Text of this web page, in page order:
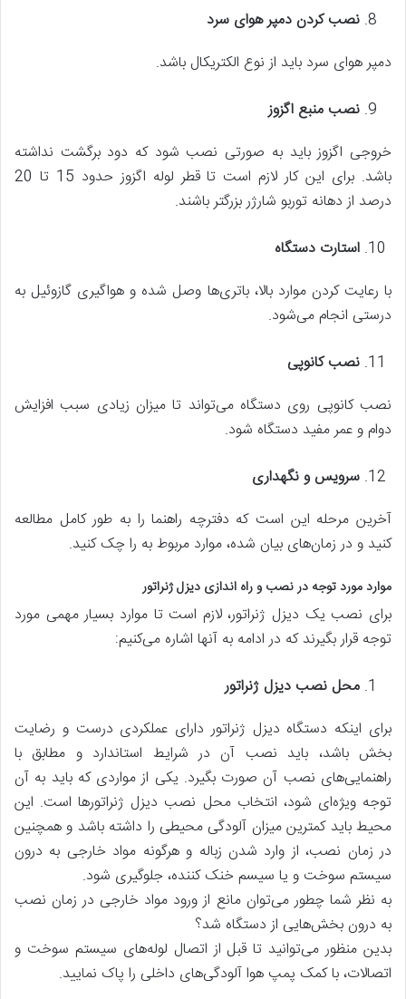
نصب کردن دمپر هوای سرد
دمپر هوای سرد باید از نوع الکتریکال باشد.
نصب منبع اگزوز
خروجی اگزوز باید به صورتی نصب شود که دود برگشت نداشته
باشد. برای این کار لازم است تا قطر لوله اگزوز حدود 15 تا 20
درصد از دهانه توربو شارژر بزرگتر باشند.
استارت دستگاه
با رعایت کردن موارد بالا، باتری‌ها وصل شده و هواگیری گازوئیل به
درستی انجام می‌شود.
نصب کانوپی
نصب کانوپی روی دستگاه می‌تواند تا میزان زیادی سبب افزایش
دوام و عمر مفید دستگاه شود.
سرویس و نگهداری
آخرین مرحله این است که دفترچه راهنما را به طور کامل مطالعه
کنید و در زمان‌های بیان شده، موارد مربوط به را چک کنید.
موارد مورد توجه در نصب و راه اندازی دیزل ژنراتور
برای نصب یک دیزل ژنراتور، لازم است تا موارد بسیار مهمی مورد
توجه قرار بگیرند که در ادامه به آنها اشاره می‌کنیم:
محل نصب دیزل ژنراتور
برای اینکه دستگاه دیزل ژنراتور دارای عملکردی درست و رضایت
بخش باشد، باید نصب آن در شرایط استاندارد و مطابق با
راهنمایی‌های نصب آن صورت بگیرد. یکی از مواردی که باید به آن
توجه ویژه‌ای شود، انتخاب محل نصب دیزل ژنراتورها است. این
محیط باید کمترین میزان آلودگی محیطی را داشته باشد و همچنین
در زمان نصب، از وارد شدن زباله و هرگونه مواد خارجی به درون
سیستم سوخت و یا سیسم خنک کننده، جلوگیری شود.
به نظر شما چطور می‌توان مانع از ورود مواد خارجی در زمان نصب
به درون بخش‌هایی از دستگاه شد؟
بدین منظور می‌توانید تا قبل از اتصال لوله‌های سیستم سوخت و
اتصالات، با کمک پمپ هوا آلودگی‌های داخلی را پاک نمایید.